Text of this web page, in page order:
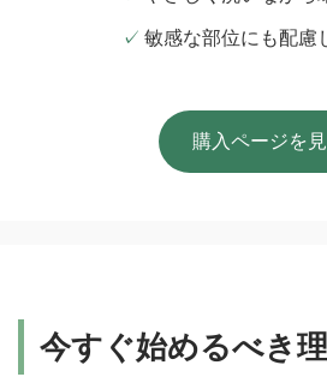
敏感な部位にも配慮
購入ページを
今すぐ始めるべき